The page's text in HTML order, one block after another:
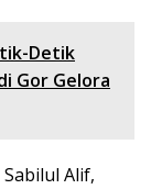
Detik
Gor Gelora
Alif,